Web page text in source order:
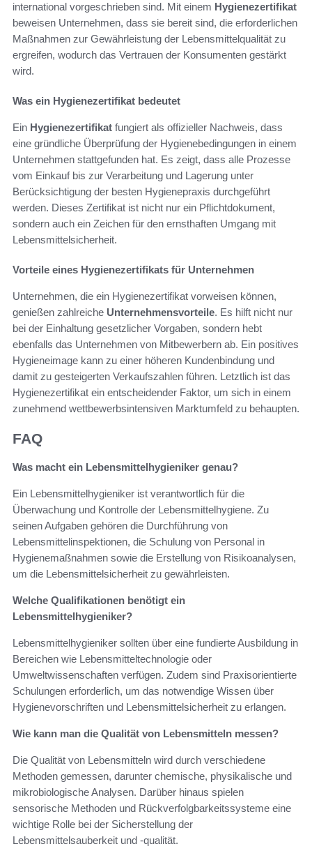
international vorgeschrieben sind. Mit einem Hygienezertifikat
beweisen Unternehmen, dass sie bereit sind, die erforderlichen
Maßnahmen zur Gewährleistung der Lebensmittelqualität zu
ergreifen, wodurch das Vertrauen der Konsumenten gestärkt
wird.
Was ein Hygienezertifikat bedeutet
Ein Hygienezertifikat fungiert als offizieller Nachweis, dass
eine gründliche Überprüfung der Hygienebedingungen in einem
Unternehmen stattgefunden hat. Es zeigt, dass alle Prozesse
vom Einkauf bis zur Verarbeitung und Lagerung unter
Berücksichtigung der besten Hygienepraxis durchgeführt
werden. Dieses Zertifikat ist nicht nur ein Pflichtdokument,
sondern auch ein Zeichen für den ernsthaften Umgang mit
Lebensmittelsicherheit.
Vorteile eines Hygienezertifikats für Unternehmen
Unternehmen, die ein Hygienezertifikat vorweisen können,
genießen zahlreiche Unternehmensvorteile. Es hilft nicht nur
bei der Einhaltung gesetzlicher Vorgaben, sondern hebt
ebenfalls das Unternehmen von Mitbewerbern ab. Ein positives
Hygieneimage kann zu einer höheren Kundenbindung und
damit zu gesteigerten Verkaufszahlen führen. Letztlich ist das
Hygienezertifikat ein entscheidender Faktor, um sich in einem
zunehmend wettbewerbsintensiven Marktumfeld zu behaupten.
FAQ
Was macht ein Lebensmittelhygieniker genau?
Ein Lebensmittelhygieniker ist verantwortlich für die
Überwachung und Kontrolle der Lebensmittelhygiene. Zu
seinen Aufgaben gehören die Durchführung von
Lebensmittelinspektionen, die Schulung von Personal in
Hygienemaßnahmen sowie die Erstellung von Risikoanalysen,
um die Lebensmittelsicherheit zu gewährleisten.
Welche Qualifikationen benötigt ein
Lebensmittelhygieniker?
Lebensmittelhygieniker sollten über eine fundierte Ausbildung in
Bereichen wie Lebensmitteltechnologie oder
Umweltwissenschaften verfügen. Zudem sind Praxisorientierte
Schulungen erforderlich, um das notwendige Wissen über
Hygienevorschriften und Lebensmittelsicherheit zu erlangen.
Wie kann man die Qualität von Lebensmitteln messen?
Die Qualität von Lebensmitteln wird durch verschiedene
Methoden gemessen, darunter chemische, physikalische und
mikrobiologische Analysen. Darüber hinaus spielen
sensorische Methoden und Rückverfolgbarkeitssysteme eine
wichtige Rolle bei der Sicherstellung der
Lebensmittelsauberkeit und -qualität.